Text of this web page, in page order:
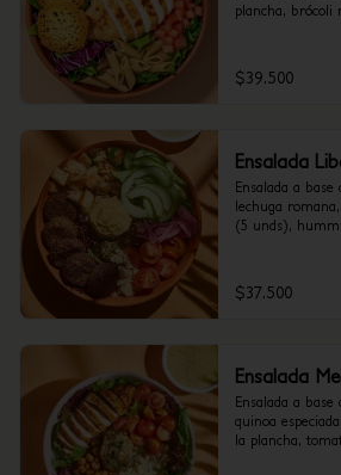
plancha, brócoli
$39.500
Ensalada
Ensalada a
lechuga
(5 unds),
Recomendada
$37.500
Ensalada
Ensalada a
quinoa
la plancha,